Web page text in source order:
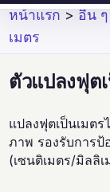
หน้าแรก > อื่น ๆ
เมตร
ตัวแปลงฟุต
แปลงฟุตเป็นเมต
ภาพ รองรับการป้
(เซนติเมตร/มิลลิ